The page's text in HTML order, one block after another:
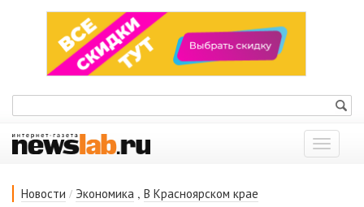
Показать
меню
Новости / Экономика , В Красноярском крае